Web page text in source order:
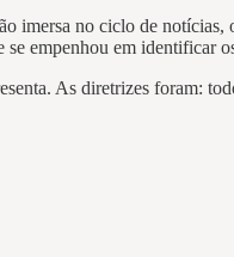
imersa no ciclo de notícias,
empenhou em identificar
As diretrizes foram: